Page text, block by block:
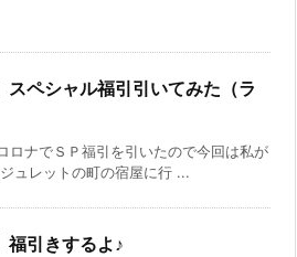
スペシャル福引引いてみた（ラ
ロナでＳＰ福引を引いたので今回は私が
レットの町の宿屋に行 ...
福引きするよ♪